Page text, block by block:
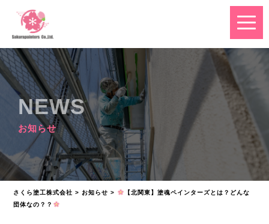
NEWS
お知らせ
さくら塗工株式会社 > お知らせ >
【北関東】塗魂ペインターズとは？どんな
団体なの？？